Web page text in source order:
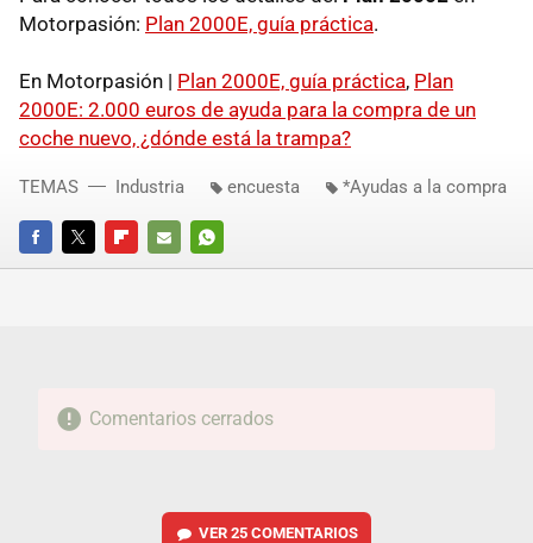
Motorpasión: Plan 2000E, guía práctica.
En Motorpasión | Plan 2000E, guía práctica, Plan
2000E: 2.000 euros de ayuda para la compra de un
coche nuevo, ¿dónde está la trampa?
FACEBOOKTWITTERFLIPBOARD
E-
WHATSAPP
TEMAS Industria encuesta *Ayudas a la compra
Comentarios cerrados
VER 25 COMENTARIOS